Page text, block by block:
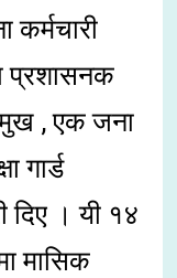
कर्मचारी
प्रशासनक
, एक जना
गार्ड
दिए । यी १४
मासिक